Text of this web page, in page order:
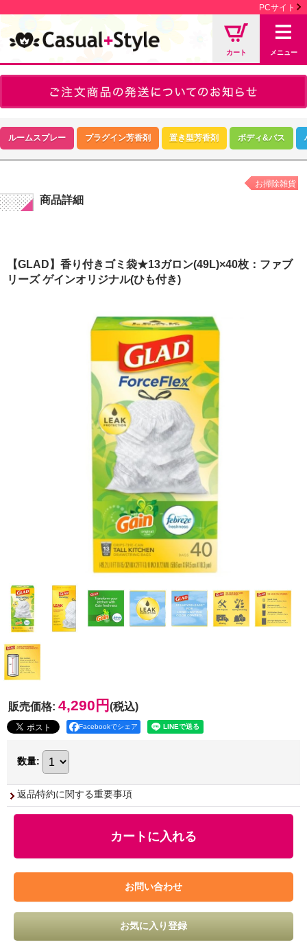
PCサイト
カート メニュー
ルームスプレー プラグイン芳香剤 置き型芳香剤 ボディ&バス
商品詳細
お掃除雑貨
【GLAD】香り付きゴミ袋★13ガロン(49L)×40枚：ファブ
リーズ ゲインオリジナル(ひも付き)
販売価格: 4,290円 (税込)
Facebookでシェア
数量:
返品特約に関する重要事項